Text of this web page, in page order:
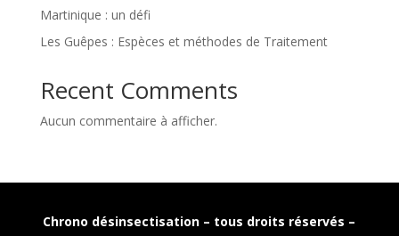
Martinique : un défi
Les Guêpes : Espèces et méthodes de Traitement
Recent Comments
Aucun commentaire à afficher.
Chrono désinsectisation – tous droits réservés –